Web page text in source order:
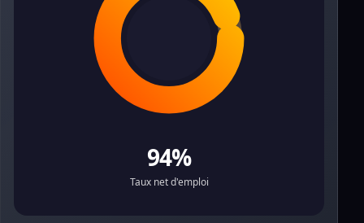
94%
Taux net d'emploi